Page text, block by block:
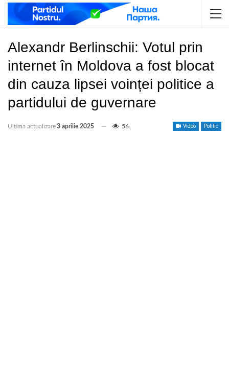
Alexandr Berlinschii: Votul prin
internet în Moldova a fost blocat
din cauza lipsei voinței politice a
partidului de guvernare
Video Politic
Ultima actualizare3 aprilie 2025 56